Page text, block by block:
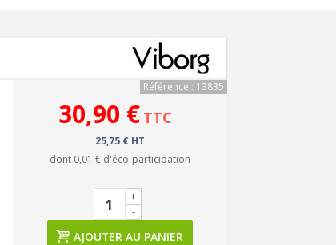
Référence : 13835
30,90 € TTC
25,75 € HT
dont 0,01 € d'éco-participation
-
+
AJOUTER AU PANIER